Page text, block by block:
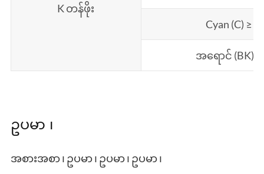
K တန်ဖိုး
Cyan (C) ≥ ၃
အရောင် (BK) ≥
ဥပမာ ၊
အစားအစာ ၊ ဥပမာ ၊ ဥပမာ ၊ ဥပမာ ၊